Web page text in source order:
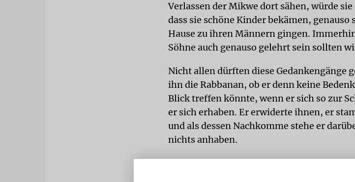
Verlassen der Mikwe dort sähen, würde
dass sie schöne Kinder bekämen,
Hause zu ihren Männern gingen.
Söhne auch genauso gelehrt sein sollten
Nicht allen dürften diese Gedankengänge
ihn die Rabbanan, ob er denn keine
Blick treffen könnte, wenn er sich so zur
er sich erhaben. Er erwiderte ihnen, er
und als dessen Nachkomme stehe er
nichts anhaben.